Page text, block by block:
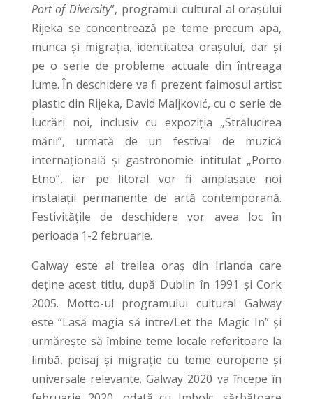
Port of Diversity”, programul cultural al orașului
Rijeka se concentrează pe teme precum apa,
munca și migrația, identitatea orașului, dar și
pe o serie de probleme actuale din întreaga
lume. În deschidere va fi prezent faimosul artist
plastic din Rijeka, David Maljković, cu o serie de
lucrări noi, inclusiv cu expoziția „Strălucirea
mării”, urmată de un festival de muzică
internaţională și gastronomie intitulat „Porto
Etno”, iar pe litoral vor fi amplasate noi
instalații permanente de artă contemporană.
Festivitățile de deschidere vor avea loc în
perioada 1-2 februarie.
Galway este al treilea oraș din Irlanda care
deține acest titlu, după Dublin în 1991 și Cork
2005. Motto-ul programului cultural Galway
este “Lasă magia să intre/Let the Magic In” și
urmărește să îmbine teme locale referitoare la
limbă, peisaj și migrație cu teme europene și
universale relevante. Galway 2020 va începe în